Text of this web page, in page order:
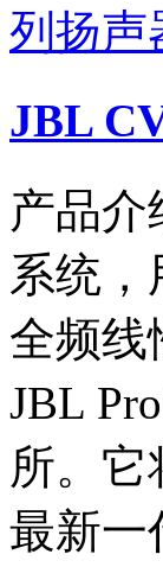
JBL
产品介
系统，
全频线
JBL
所。
最新一